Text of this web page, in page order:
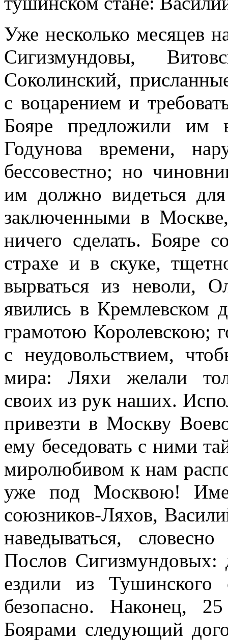
Уже несколько месяцев
Сигизмундовы,
Соколинский,
с воцарением и
Бояре предложили им
Годунова времени,
бессовестно; но
им должно видеться
заключенными в
ничего сделать. Бояре
страхе и в скуке,
вырваться из неволи,
явились в
грамотою Королевскою;
с неудовольствием,
мира: Ляхи желали
своих из рук наших.
привезти в Москву
ему беседовать с ними
миролюбивом к нам
уже под Москвою!
союзников-Ляхов,
наведываться,
Послов Сигизмундовых:
ездили из
безопасно. Наконец,
Боярами следующий